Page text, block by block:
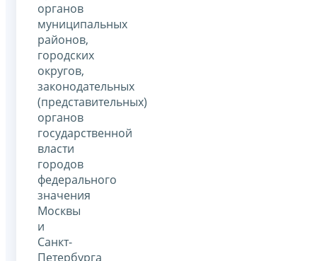
органов
муниципальных
районов,
городских
округов,
законодательных
(представительных)
органов
государственной
власти
городов
федерального
значения
Москвы
и
Санкт-
Петербурга